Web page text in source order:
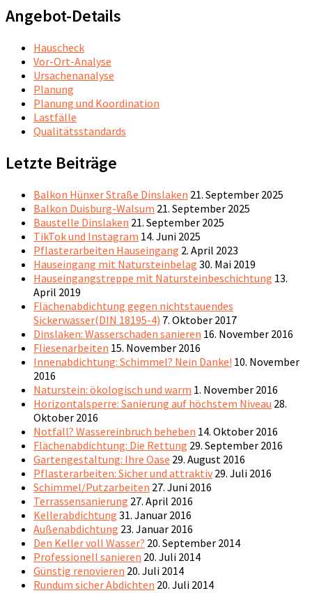
Angebot-Details
Hauscheck
Vor-Ort-Analyse
Ursachenanalyse
Planung
Planung und Koordination
Lastfälle
Qualitätsstandards
Letzte Beiträge
Balkon Hünxer Straße Dinslaken 21. September 2025
Balkon Duisburg-Walsum 21. September 2025
Baustelle Dinslaken 21. September 2025
TikTok und Instagram 14. Juni 2025
Pflasterarbeiten Hauseingang 2. April 2023
Hauseingang mit Natursteinbelag 30. Mai 2019
Hauseingangstreppe mit Natursteinbeschichtung 13.
April 2019
Flächenabdichtung gegen nichtstauendes
Sickerwasser(DIN 18195-4) 7. Oktober 2017
Dinslaken: Wasserschaden sanieren 16. November 2016
Fliesenarbeiten 15. November 2016
Innenabdichtung: Schimmel? Nein Danke! 10. November
2016
Naturstein: ökologisch und warm 1. November 2016
Horizontalsperre: Sanierung auf höchstem Niveau 28.
Oktober 2016
Notfall? Wassereinbruch beheben 14. Oktober 2016
Flächenabdichtung: Die Rettung 29. September 2016
Gartengestaltung: Ihre Oase 29. August 2016
Pflasterarbeiten: Sicher und attraktiv 29. Juli 2016
Schimmel/Putzarbeiten 27. Juni 2016
Terrassensanierung 27. April 2016
Kellerabdichtung 31. Januar 2016
Außenabdichtung 23. Januar 2016
Den Keller voll Wasser? 20. September 2014
Professionell sanieren 20. Juli 2014
Günstig renovieren 20. Juli 2014
Rundum sicher Abdichten 20. Juli 2014